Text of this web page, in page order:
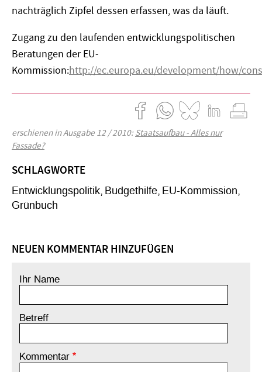
nachträglich Zipfel dessen erfassen, was da läuft.
Zugang zu den laufenden entwicklungspolitischen
Beratungen der EU-
Kommission:http://ec.europa.eu/development/how/
erschienen in Ausgabe 12 / 2010:Staatsaufbau - Alles nur
Fassade?
SCHLAGWORTE
Entwicklungspolitik Budgethilfe EU-Kommission
Grünbuch
NEUEN KOMMENTAR HINZUFÜGEN
Ihr Name
Betreff
Kommentar